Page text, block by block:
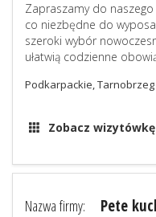
Zapraszamy do
co niezbędne do
szeroki wybór
ułatwią codzienne
Podkarpackie, Tarnobrzeg
Zobacz wizytówkę
Nazwa firmy: Pete